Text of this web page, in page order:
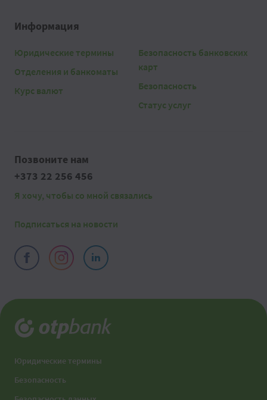
Информация
Юридические термины
Отделения и банкоматы
Курс валют
Безопасность банковских
карт
Безопасность
Статус услуг
Позвоните нам
+373 22 256 456
Я хочу, чтобы со мной связались
Подписаться на новости
Юридические термины
Безопасность